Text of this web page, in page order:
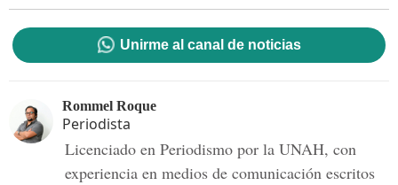
Unirme al canal de noticias
Rommel Roque
Periodista
Licenciado en Periodismo por la UNAH, con
experiencia en medios de comunicación escritos